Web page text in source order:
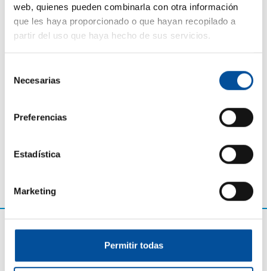
web, quienes pueden combinarla con otra información
que les haya proporcionado o que hayan recopilado a
partir del uso que haya hecho de sus servicios.
Necesarias
Preferencias
Estadística
Marketing
Permitir todas
de Puertos del Estado.
Ponente habitual en congresos y seminarios del
ámbito marítimo portuario y logístico a nivel
nacional e internacional.
del Estado: Cruz al Mérito Policial con Distintivo
Blanco del Cuerpo Nacional de Policía (septiembre
2021) y Cruz con Distintivo Blanco de la Orden del
Mérito de la Guardia Civil (septiembre 2021)